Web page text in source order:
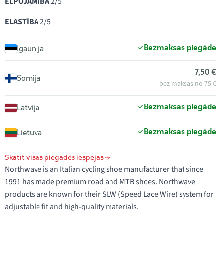
ELASTĪBA2/5
Igaunija Bezmaksas piegāde
Somija
7,50 €
bez maksas no 75 €
Latvija Bezmaksas piegāde
Lietuva Bezmaksas piegāde
Skatīt visas piegādes iespējas
Northwave is an Italian cycling shoe manufacturer that since
1991 has made premium road and MTB shoes. Northwave
products are known for their SLW (Speed Lace Wire) system for
adjustable fit and high-quality materials.